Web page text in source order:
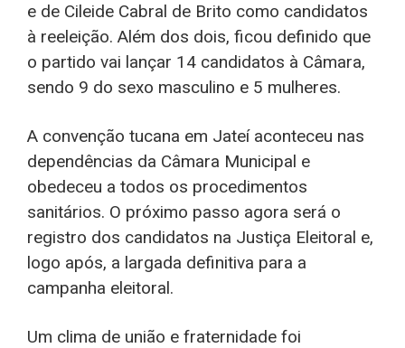
e de Cileide Cabral de Brito como candidatos
à reeleição. Além dos dois, ficou definido que
o partido vai lançar 14 candidatos à Câmara,
sendo 9 do sexo masculino e 5 mulheres.
A convenção tucana em Jateí aconteceu nas
dependências da Câmara Municipal e
obedeceu a todos os procedimentos
sanitários. O próximo passo agora será o
registro dos candidatos na Justiça Eleitoral e,
logo após, a largada definitiva para a
campanha eleitoral.
Um clima de união e fraternidade foi